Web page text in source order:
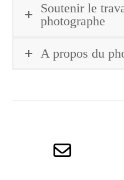
Soutenir le
photographe
A propos du